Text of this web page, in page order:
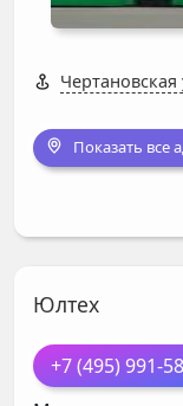
Чертановская
Показать все
Юлтех
+7 (495) 991-58